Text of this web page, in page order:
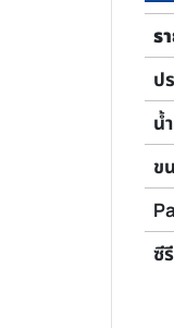
ร
ป
น้
ข
ซี